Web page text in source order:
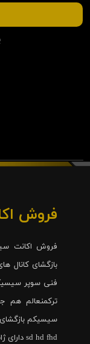
فروش
فروش اکانت
بازگشای کانال
فنی سوپر
sd hd fhd دارای ژانر […]